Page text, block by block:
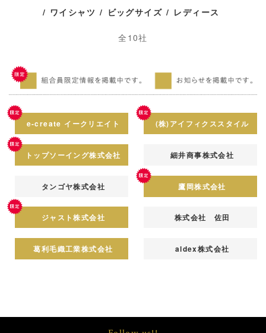
ワイシャツ
ビッグサイズ レディース
全10社
e-create イークリエイト (株)アイフィクススタイル
トップソーイング株式会社 細井商事株式会社
タンゴヤ株式会社 鷹岡株式会社
ジャスト株式会社 株式会社 佐田
葛利毛織工業株式会社 aldex株式会社